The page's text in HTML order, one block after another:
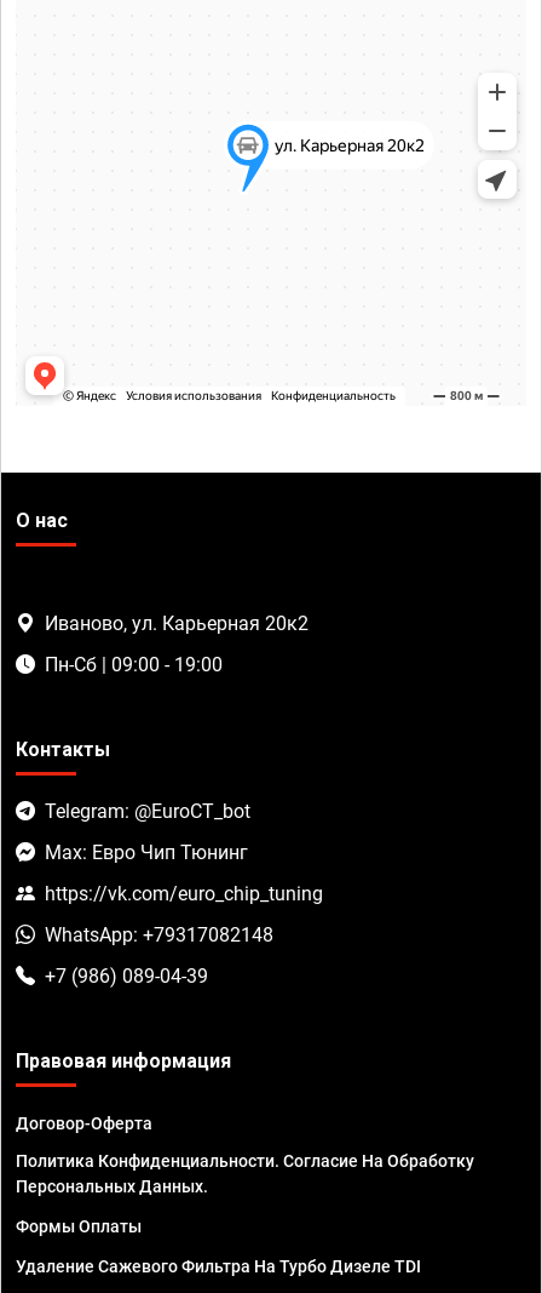
О нас
Иваново, ул. Карьерная 20к2
Пн-Сб | 09:00 - 19:00
Контакты
Telegram: @EuroCT_bot
Max: Евро Чип Тюнинг
https://vk.com/euro_chip_tuning
WhatsApp: +79317082148
+7 (986) 089-04-39
Правовая информация
Договор-Оферта
Политика Конфиденциальности. Согласие На Обработку
Персональных Данных.
Формы Оплаты
Удаление Сажевого Фильтра На Турбо Дизеле TDI